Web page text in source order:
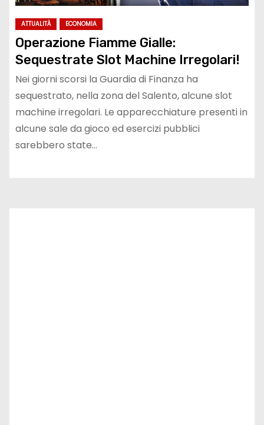
ATTUALITÀ ECONOMIA
Operazione Fiamme Gialle:
Sequestrate Slot Machine Irregolari!
Nei giorni scorsi la Guardia di Finanza ha
sequestrato, nella zona del Salento, alcune slot
machine irregolari. Le apparecchiature presenti in
alcune sale da gioco ed esercizi pubblici
sarebbero state…